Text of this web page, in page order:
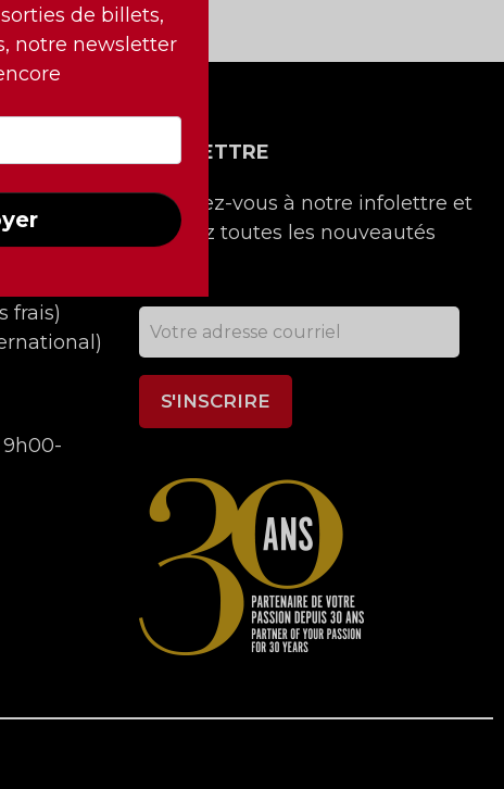
frais)
INFOLETTRE
Inscrivez-vous à notre infolettre et
recevez toutes les nouveautés
de billets,
notre newsletter